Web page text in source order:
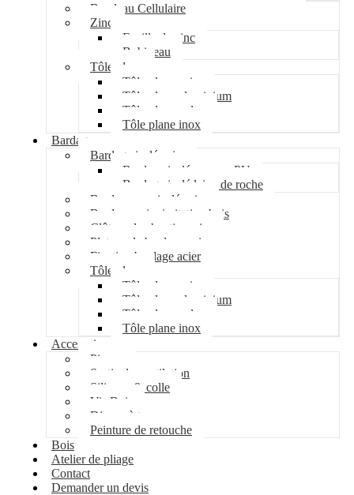
Bandeau Cellulaire
Zinc
Feuille de zinc
Bobineau
Tôle plane
Tôle plane acier
Tôle plane aluminium
Tôle plane galva
Tôle plane inox
Bardage
Bardage isolé acier
Bardage isolé mousse PU
Bardage isolé laine de roche
Bardage non isolé acier
Bardage acier imitation bois
Clôture de chantier acier
Plateau de bardage acier
Fixation bardage acier
Tôle plane
Tôle plane acier
Tôle plane aluminium
Tôle plane galva
Tôle plane inox
Accessoires
Pipeco
Sortie de ventilation
Silicone & colle
Vis Bois
Disque à tronçonner
Peinture de retouche
Bois
Atelier de pliage
Contact
Demander un devis